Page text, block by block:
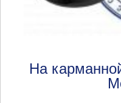
На